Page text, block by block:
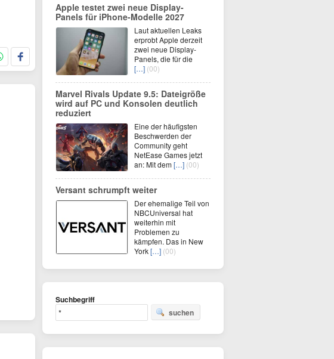
Apple testet zwei neue Display-
Panels für iPhone-Modelle 2027
Laut aktuellen Leaks
erprobt Apple derzeit
zwei neue Display-
Panels, die für die
[…] (00)
Marvel Rivals Update 9.5: Dateigröße
wird auf PC und Konsolen deutlich
reduziert
Eine der häufigsten
Beschwerden der
Community geht
NetEase Games jetzt
an: Mit dem[…] (00)
Versant schrumpft weiter
Der ehemalige Teil von
NBCUniversal hat
weiterhin mit
Problemen zu
kämpfen. Das in New
York[…] (00)
Suchbegriff
suchen